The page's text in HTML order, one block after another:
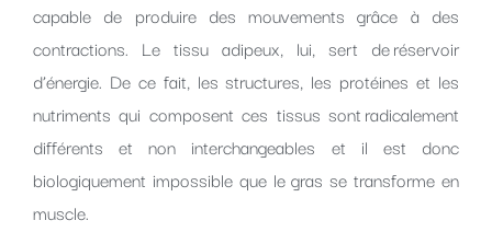
capable de produire des mouvements grâce à des
contractions. Le tissu adipeux, lui, sert de réservoir
d’énergie. De ce fait, les structures, les protéines et les
nutriments qui composent ces tissus sont radicalement
différents et non interchangeables et il est donc
biologiquement impossible que le gras se transforme en
muscle.